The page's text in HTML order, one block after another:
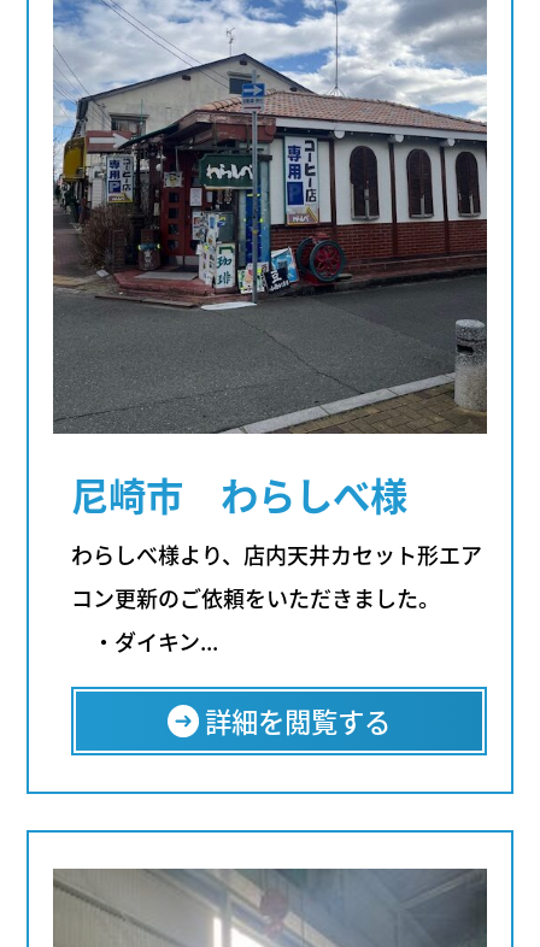
尼崎市 わらしべ様
わらしべ様より、店内天井カセット形エア
コン更新のご依頼をいただきました。
・ダイキン...
詳細を閲覧する